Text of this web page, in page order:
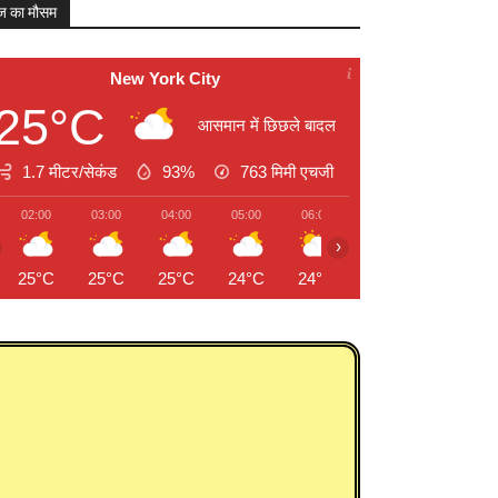
मौसम
New York City
आसमान में छिछले बादल
1.7 मीटर/सेकंड 93% 763मिमी एचजी
02:00
25°C
03:00
25°C
04:00
25°C
05:00
24°C
06:00
24°C
›